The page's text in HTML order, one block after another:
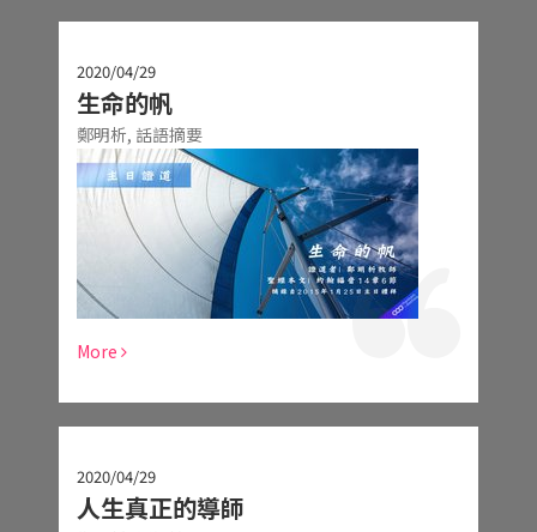
2020/04/29
生命的帆
鄭明析, 話語摘要
More
2020/04/29
人生真正的導師